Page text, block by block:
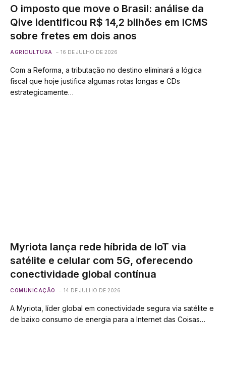
O imposto que move o Brasil: análise da
Qive identificou R$ 14,2 bilhões em ICMS
sobre fretes em dois anos
AGRICULTURA 16 DE JULHO DE 2026
Com a Reforma, a tributação no destino eliminará a lógica
fiscal que hoje justifica algumas rotas longas e CDs
estrategicamente…
Myriota lança rede híbrida de IoT via
satélite e celular com 5G, oferecendo
conectividade global contínua
COMUNICAÇÃO 14 DE JULHO DE 2026
A Myriota, líder global em conectividade segura via satélite e
de baixo consumo de energia para a Internet das Coisas…